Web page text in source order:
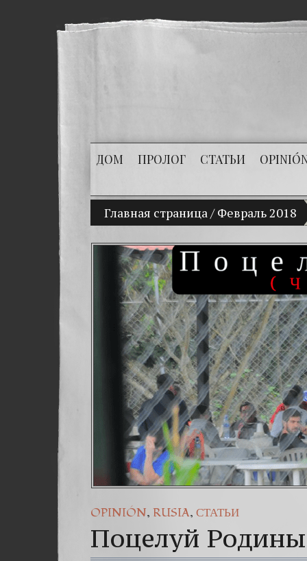
ДОМ ПРОЛОГ СТАТЬИ
Главная страница/ Февраль 2018
(Español) Mi hijo Vladimir Bitkov,
OPINIÓN, RUSIA, СТАТЬИ
Поцелуй